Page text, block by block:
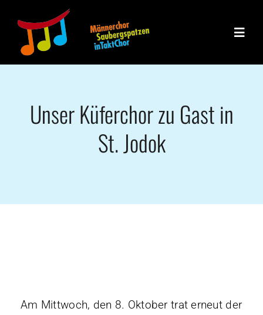
Inhalt
springen
Toggle
Unsere
Unterstützen
Unser Küferchor zu Gast in
St. Jodok
Am Mittwoch, den 8. Oktober trat erneut der